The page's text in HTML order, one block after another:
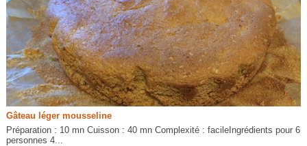
Gâteau léger mousseline
Préparation : 10 mn Cuisson : 40 mn Complexité : facileIngrédients pour 6
personnes 4...